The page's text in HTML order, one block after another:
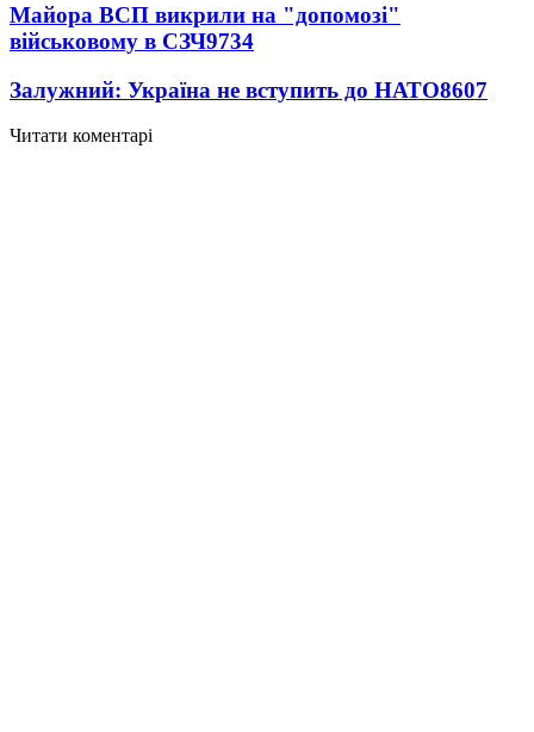
Майора ВСП викрили на "допомозі"
військовому в СЗЧ9734
Залужний: Україна не вступить до НАТО8607
Читати коментарі